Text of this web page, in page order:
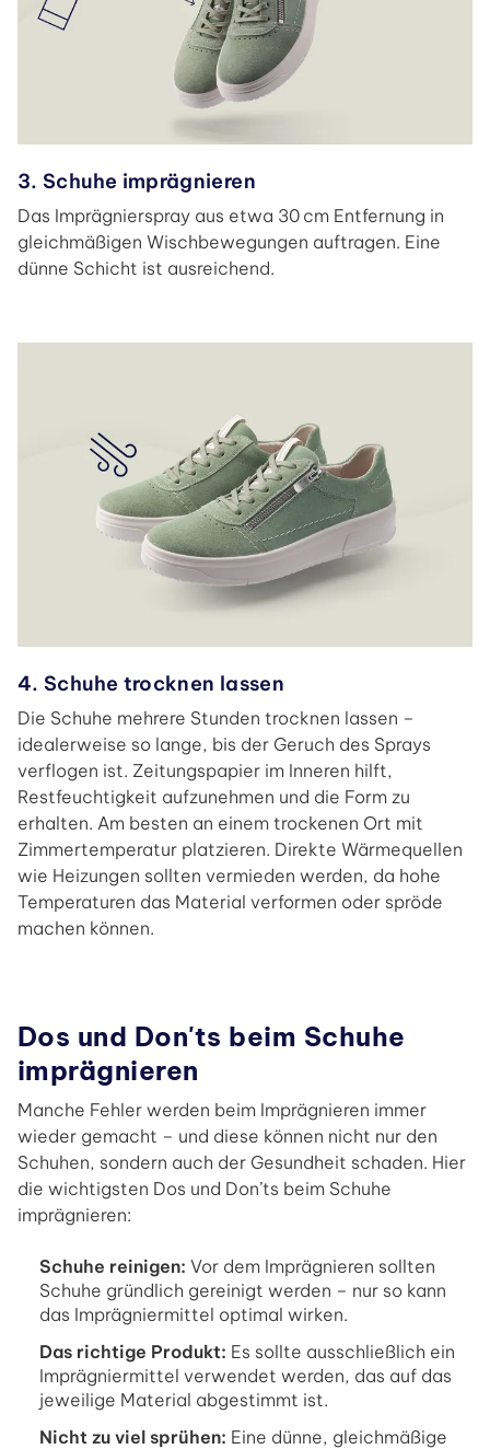
3. Schuhe imprägnieren
Das Imprägnierspray aus etwa 30 cm Entfernung in
gleichmäßigen Wischbewegungen auftragen. Eine
dünne Schicht ist ausreichend.
4. Schuhe trocknen lassen
Die Schuhe mehrere Stunden trocknen lassen –
idealerweise so lange, bis der Geruch des Sprays
verflogen ist. Zeitungspapier im Inneren hilft,
Restfeuchtigkeit aufzunehmen und die Form zu
erhalten. Am besten an einem trockenen Ort mit
Zimmertemperatur platzieren. Direkte Wärmequellen
wie Heizungen sollten vermieden werden, da hohe
Temperaturen das Material verformen oder spröde
machen können.
Dos und Don'ts beim Schuhe
imprägnieren
Manche Fehler werden beim Imprägnieren immer
wieder gemacht – und diese können nicht nur den
Schuhen, sondern auch der Gesundheit schaden. Hier
die wichtigsten Dos und Don’ts beim Schuhe
imprägnieren:
Schuhe reinigen: Vor dem Imprägnieren sollten
Schuhe gründlich gereinigt werden – nur so kann
das Imprägniermittel optimal wirken.
Das richtige Produkt: Es sollte ausschließlich ein
Imprägniermittel verwendet werden, das auf das
jeweilige Material abgestimmt ist.
Nicht zu viel sprühen: Eine dünne, gleichmäßige